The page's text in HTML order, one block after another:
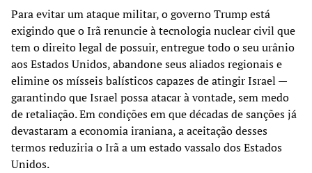
Para evitar um ataque militar, o governo Trump está
exigindo que o Irã renuncie à tecnologia nuclear civil que
tem o direito legal de possuir, entregue todo o seu urânio
aos Estados Unidos, abandone seus aliados regionais e
elimine os mísseis balísticos capazes de atingir Israel —
garantindo que Israel possa atacar à vontade, sem medo
de retaliação. Em condições em que décadas de sanções já
devastaram a economia iraniana, a aceitação desses
termos reduziria o Irã a um estado vassalo dos Estados
Unidos.